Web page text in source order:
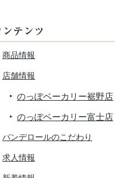
商品情報
店舗情報
のっぽベーカリー裾野店
のっぽベーカリー富士店
バンデロールのこだわり
求人情報